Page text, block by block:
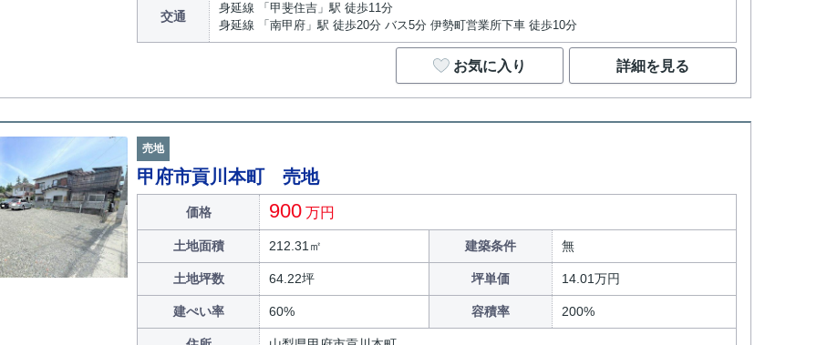
交通
身延線 「甲斐住吉」駅 徒歩11分
身延線 「南甲府」駅 徒歩20分 バス5分 伊勢町営業所下車 徒歩10分
お気に入り 詳細を見る
売地
甲府市貢川本町 売地
価格 900 万円
土地面積 212.31㎡ 建築条件 無
土地坪数 64.22坪 坪単価 14.01万円
建ぺい率 60% 容積率 200%